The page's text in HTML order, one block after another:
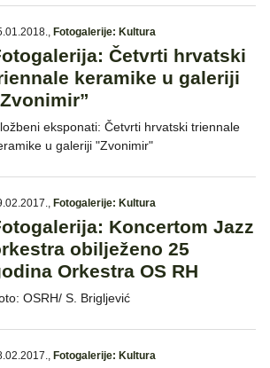
, Fotogalerije: Kultura
Četvrti hrvatski
keramike u galeriji
eksponati: Četvrti hrvatski triennale
u galeriji "Zvonimir"
, Fotogalerije: Kultura
Koncertom Jazz
obilježeno 25
Orkestra OS RH
OSRH/ S. Brigljević
, Fotogalerije: Kultura